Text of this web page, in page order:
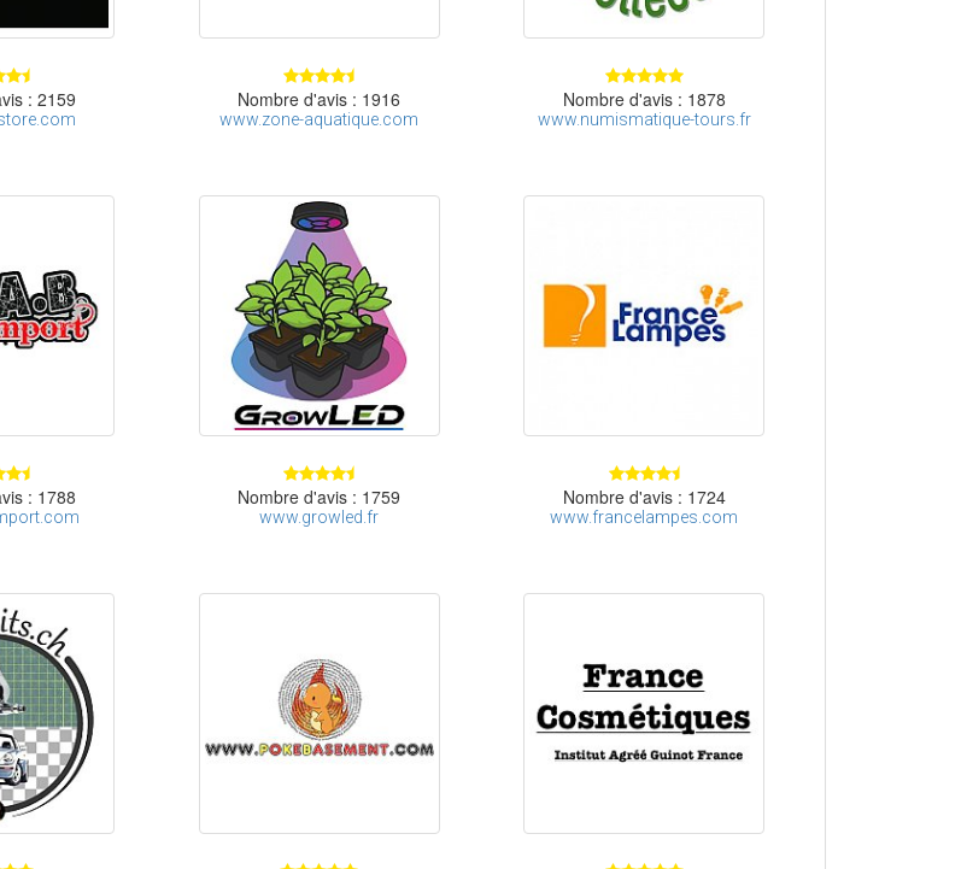
: 2159 Nombre d'avis : 1916
www.zone-aquatique.com
Nombre d'avis : 1878
www.numismatique-tours.fr
: 1788 Nombre d'avis : 1759
www.growled.fr
Nombre d'avis : 1724
www.francelampes.com